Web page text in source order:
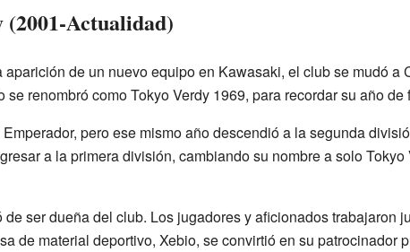
Actualidad)
de un nuevo equipo en Kawasaki, el club se mudó a
renombró como Tokyo Verdy 1969, para recordar su año de
pero ese mismo año descendió a la segunda
a la primera división, cambiando su nombre a solo Tokyo
ser dueña del club. Los jugadores y aficionados trabajaron
de material deportivo, Xebio, se convirtió en su patrocinador